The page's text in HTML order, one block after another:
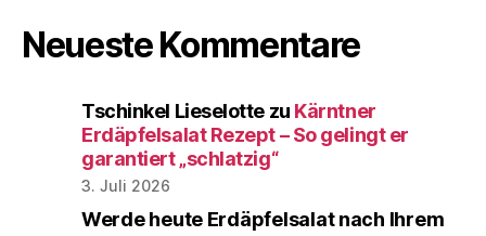
Neueste Kommentare
Tschinkel Lieselotte zu Kärntner
Erdäpfelsalat Rezept – So gelingt er
garantiert „schlatzig“
3. Juli 2026
Werde heute Erdäpfelsalat nach Ihrem